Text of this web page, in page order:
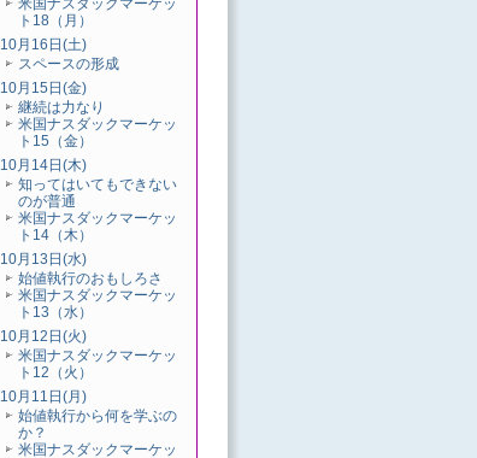
米国ナスダックマーケッ
ト18（月）
10月16日(土)
スペースの形成
10月15日(金)
継続は力なり
米国ナスダックマーケッ
ト15（金）
10月14日(木)
知ってはいてもできない
のが普通
米国ナスダックマーケッ
ト14（木）
10月13日(水)
始値執行のおもしろさ
米国ナスダックマーケッ
ト13（水）
10月12日(火)
米国ナスダックマーケッ
ト12（火）
10月11日(月)
始値執行から何を学ぶの
か？
米国ナスダックマーケッ